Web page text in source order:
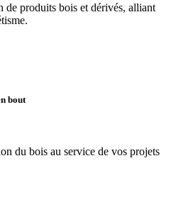
de produits bois et dérivés, alliant
bout
du bois au service de vos projets